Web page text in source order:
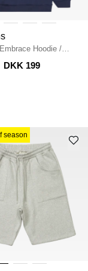
Embrace Hoodie /
DKK 199
season